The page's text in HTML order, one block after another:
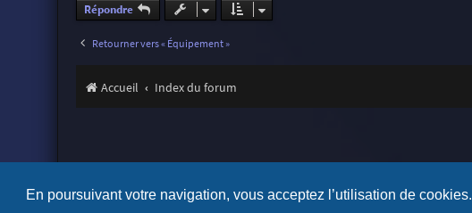
En poursuivant votre navigation, vous acceptez l’utilisation de cookies.
Répondre
Retourner vers « Équipement »
Accueil Index du forum